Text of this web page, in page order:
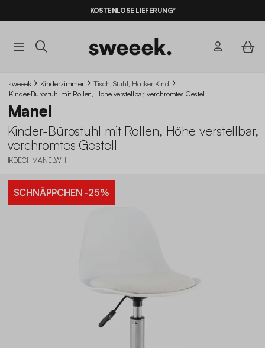
KOSTENLOSE LIEFERUNG*
sweeek Kinderzimmer
Tisch, Stuhl, Hocker Kind
Kinder-Bürostuhl mit Rollen, Höhe verstellbar, verchromtes Gestell
Manel
Kinder-Bürostuhl mit Rollen, Höhe verstellbar,
verchromtes Gestell
IKDECHMANELWH
SCHNÄPPCHEN -25%